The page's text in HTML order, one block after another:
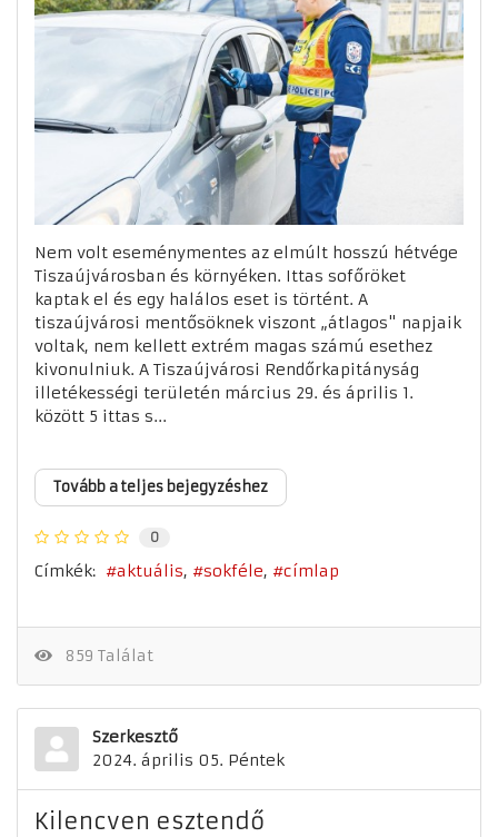
Nem volt eseménymentes az elmúlt hosszú hétvége
Tiszaújvárosban és környéken. Ittas sofőröket
kaptak el és egy halálos eset is történt. A
tiszaújvárosi mentősöknek viszont „átlagos" napjaik
voltak, nem kellett extrém magas számú esethez
kivonulniuk. A Tiszaújvárosi Rendőrkapitányság
illetékességi területén március 29. és április 1.
között 5 ittas s...
Tovább a teljes bejegyzéshez
0
Címkék: aktuális sokféle címlap
859 Találat
Szerkesztő
2024. április 05. Péntek
Kilencven esztendő